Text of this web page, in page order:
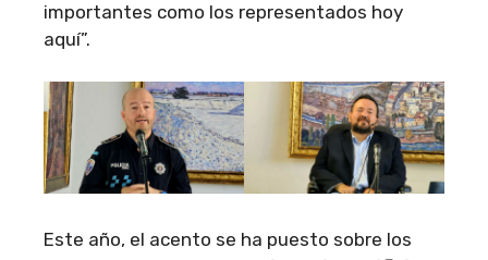
importantes como los representados hoy
aquí”.
Este año, el acento se ha puesto sobre los